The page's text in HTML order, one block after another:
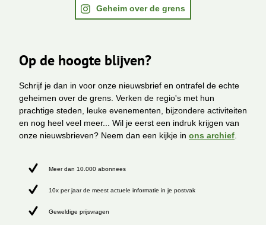
Geheim over de grens
Op de hoogte blijven?
Schrijf je dan in voor onze nieuwsbrief en ontrafel de echte
geheimen over de grens. Verken de regio's met hun
prachtige steden, leuke evenementen, bijzondere activiteiten
en nog heel veel meer... Wil je eerst een indruk krijgen van
onze nieuwsbrieven? Neem dan een kijkje in ons archief
Meer dan 10.000 abonnees
10x per jaar de meest actuele informatie in je postvak
Geweldige prijsvragen